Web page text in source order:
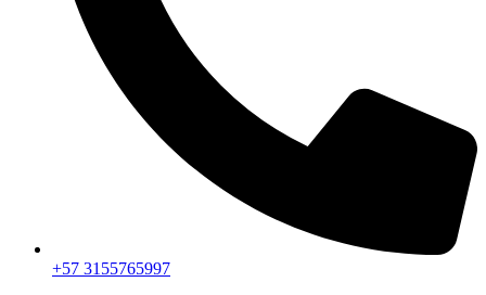
+57 3155765997